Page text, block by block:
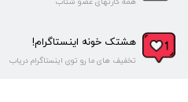
هشتک خونه اینستاگرام!
تخفیف های ما رو توی اینستاگرام دریاب